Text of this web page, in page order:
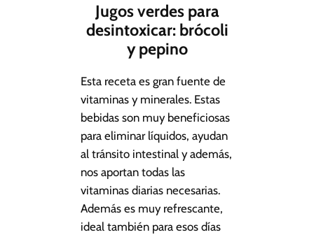
Jugos verdes para
desintoxicar: brócoli
y pepino
Esta receta es gran fuente de
vitaminas y minerales. Estas
bebidas son muy beneficiosas
para eliminar líquidos, ayudan
al tránsito intestinal y además,
nos aportan todas las
vitaminas diarias necesarias.
Además es muy refrescante,
ideal también para esos días